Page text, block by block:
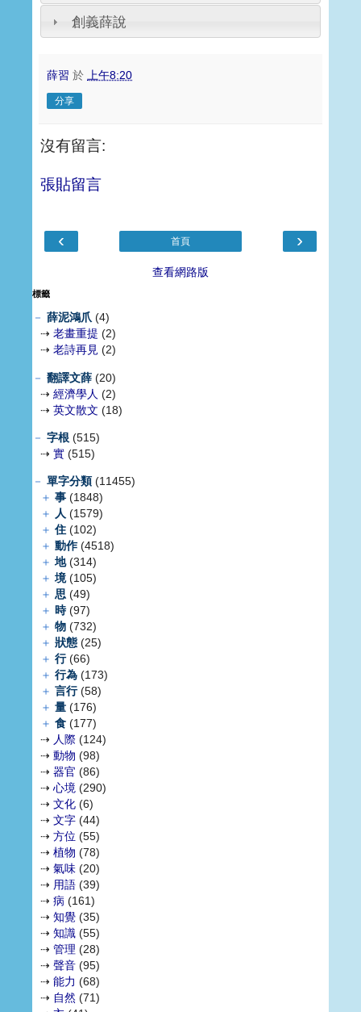
創義薛說
薛習 於 上午8:20
分享
沒有留言:
張貼留言
‹ ›
首頁
查看網路版
標籤
－ 薛泥鴻爪 (4)
⇢ 老畫重提 (2)
⇢ 老詩再見 (2)
－ 翻譯文薛 (20)
⇢ 經濟學人 (2)
⇢ 英文散文 (18)
－ 字根 (515)
⇢ 實 (515)
－ 單字分類(11455)
＋ 事 (1848)
＋ 人 (1579)
＋ 住 (102)
＋ 動作(4518)
＋ 地(314)
＋ 境(105)
＋ 思 (49)
＋ 時(97)
＋ 物 (732)
＋ 狀態 (25)
＋ 行(66)
＋ 行為 (173)
＋ 言行(58)
＋ 量 (176)
＋ 食 (177)
⇢ 人際 (124)
⇢ 動物 (98)
⇢ 器官 (86)
⇢ 心境 (290)
⇢ 文化 (6)
⇢ 文字 (44)
⇢ 方位 (55)
⇢ 植物 (78)
⇢ 氣味 (20)
⇢ 用語 (39)
⇢ 病 (161)
⇢ 知覺 (35)
⇢ 知識 (55)
⇢ 管理 (28)
⇢ 聲音 (95)
⇢ 能力 (68)
⇢ 自然 (71)